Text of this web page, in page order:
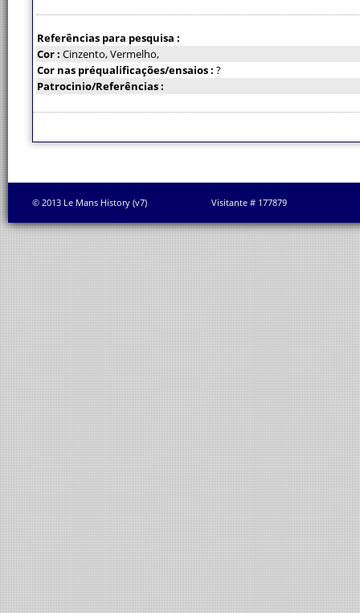
Referências para pesquisa :
Cor : Cinzento, Vermelho,
Cor nas préqualificações/ensaios : ?
Patrocinio/Referências :
© 2013 Le Mans History (v7) Visitante # 177879